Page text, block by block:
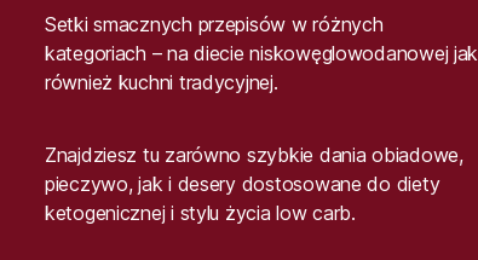
Setki smacznych przepisów w różnych
kategoriach – na diecie niskowęglowodanowej jak
również kuchni tradycyjnej.
Znajdziesz tu zarówno szybkie dania obiadowe,
pieczywo, jak i desery dostosowane do diety
ketogenicznej i stylu życia low carb.